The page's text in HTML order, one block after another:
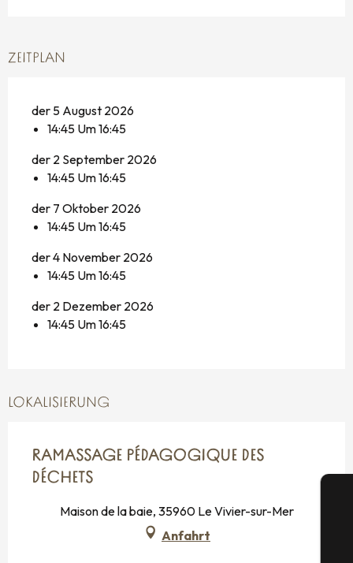
ZEITPLAN
der 5 August 2026
14:45 Um 16:45
der 2 September 2026
14:45 Um 16:45
der 7 Oktober 2026
14:45 Um 16:45
der 4 November 2026
14:45 Um 16:45
der 2 Dezember 2026
14:45 Um 16:45
LOKALISIERUNG
RAMASSAGE PÉDAGOGIQUE DES
DÉCHETS
Maison de la baie, 35960 Le Vivier-sur-Mer
Anfahrt